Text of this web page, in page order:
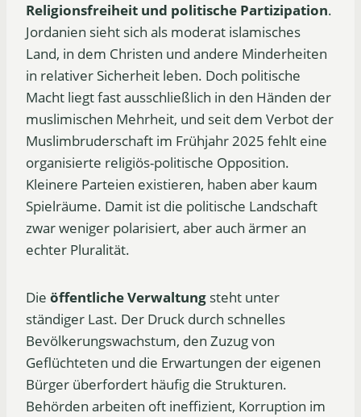
Religionsfreiheit und politische Partizipation.
Jordanien sieht sich als moderat islamisches
Land, in dem Christen und andere Minderheiten
in relativer Sicherheit leben. Doch politische
Macht liegt fast ausschließlich in den Händen der
muslimischen Mehrheit, und seit dem Verbot der
Muslimbruderschaft im Frühjahr 2025 fehlt eine
organisierte religiös-politische Opposition.
Kleinere Parteien existieren, haben aber kaum
Spielräume. Damit ist die politische Landschaft
zwar weniger polarisiert, aber auch ärmer an
echter Pluralität.
Die öffentliche Verwaltung steht unter
ständiger Last. Der Druck durch schnelles
Bevölkerungswachstum, den Zuzug von
Geflüchteten und die Erwartungen der eigenen
Bürger überfordert häufig die Strukturen.
Behörden arbeiten oft ineffizient, Korruption im